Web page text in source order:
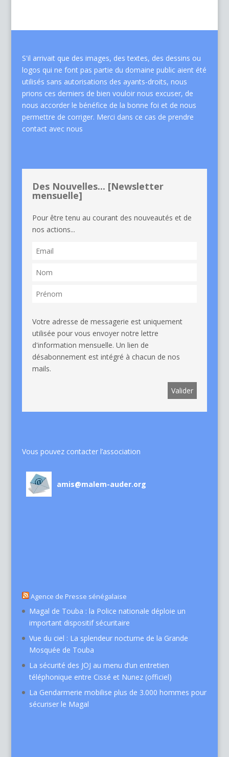
S'il arrivait que des images, des textes, des dessins ou
logos qui ne font pas partie du domaine public aient été
utilisés sans autorisations des ayants-droits, nous
prions ces derniers de bien vouloir nous excuser, de
nous accorder le bénéfice de la bonne foi et de nous
permettre de corriger. Merci dans ce cas de prendre
contact avec nous
Des Nouvelles... [Newsletter
mensuelle]
Pour être tenu au courant des nouveautés et de
nos actions...
Votre adresse de messagerie est uniquement
utilisée pour vous envoyer notre lettre
d'information mensuelle. Un lien de
désabonnement est intégré à chacun de nos
mails.
Vous pouvez contacter l’association
amis@malem-auder.org
Agence de Presse sénégalaise
Magal de Touba : la Police nationale déploie un
important dispositif sécuritaire
Vue du ciel : La splendeur nocturne de la Grande
Mosquée de Touba
La sécurité des JOJ au menu d’un entretien
téléphonique entre Cissé et Nunez (officiel)
La Gendarmerie mobilise plus de 3.000 hommes pour
sécuriser le Magal